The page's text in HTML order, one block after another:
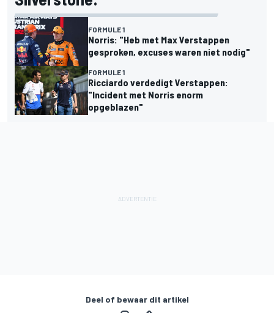
FORMULE 1
Norris: "Heb met Max Verstappen
gesproken, excuses waren niet nodig"
FORMULE 1
Ricciardo verdedigt Verstappen:
"Incident met Norris enorm
opgeblazen"
Deel of bewaar dit artikel